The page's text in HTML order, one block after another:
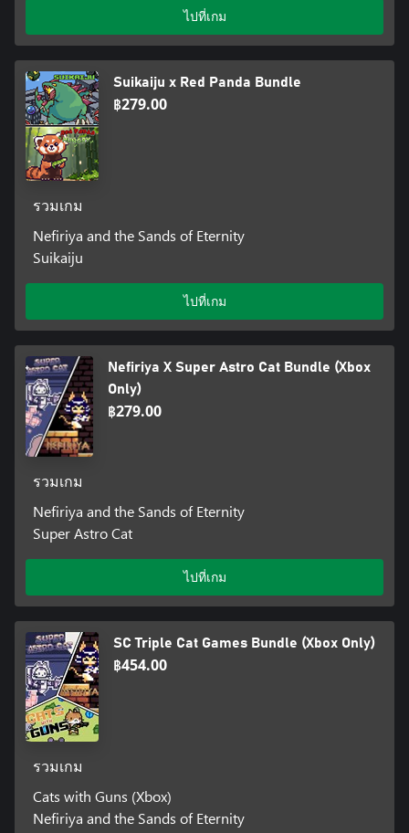
ไปที่เกม
Suikaiju x Red Panda Bundle
฿279.00
รวมเกม
Nefiriya and the Sands of Eternity
Suikaiju
ไปที่เกม
Nefiriya X Super Astro Cat Bundle (Xbox
Only)
฿279.00
รวมเกม
Nefiriya and the Sands of Eternity
Super Astro Cat
ไปที่เกม
SC Triple Cat Games Bundle (Xbox Only)
฿454.00
รวมเกม
Cats with Guns (Xbox)
Nefiriya and the Sands of Eternity